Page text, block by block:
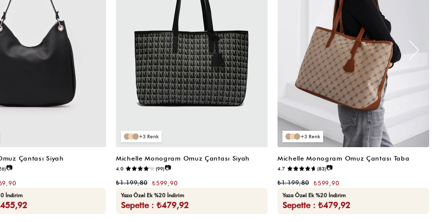
Çantası Siyah
📷
İndirim
3
Michelle Monogram Omuz Çantası Siyah
4.0 (99)📷
₺599,90
₺1.199,80
Yaza Özel Ek %20 İndirim
Sepette : ₺479,92
3
Michelle Monogram Omuz Çantası Taba
4.7 (83)📷
₺599,90
₺1.199,80
Yaza Özel Ek %20 İndirim
Sepette : ₺479,92